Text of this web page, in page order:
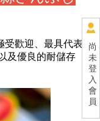
尚
未
登
入
會
員
受歡迎、最具代表
及優良的耐儲存